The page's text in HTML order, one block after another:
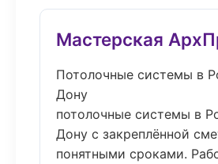
Мастерская
Потолочные системы в
Дону
потолочные системы в
Дону с закреплённой
понятными сроками.